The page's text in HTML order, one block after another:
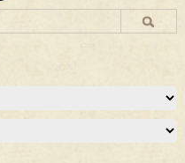
despre controversatele